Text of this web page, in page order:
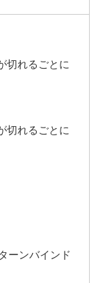
切れるごとに
切れるごとに
ーンバインド